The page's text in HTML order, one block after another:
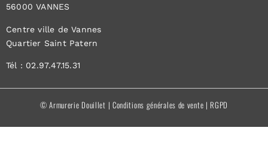
56000 VANNES
Centre ville de Vannes
Quartier Saint Patern
Tél : 02.97.47.15.31
© Armurerie Douillet | Conditions générales de vente | RGPD